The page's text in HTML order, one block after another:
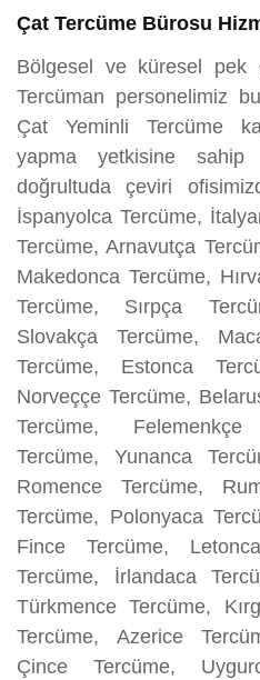
Çat Tercüme Bürosu
Bölgesel ve küresel
Tercüman personelimiz
Çat Yeminli Tercüme
yapma yetkisine
doğrultuda çeviri
İspanyolca Tercüme,
Tercüme, Arnavutça
Makedonca Tercüme,
Tercüme, Sırpça
Slovakça Tercüme,
Tercüme, Estonca
Norveççe Tercüme,
Tercüme,
Tercüme, Yunanca
Romence Tercüme,
Tercüme, Polonyaca
Fince Tercüme,
Tercüme, İrlandaca
Türkmence Tercüme,
Tercüme, Azerice
Çince Tercüme,